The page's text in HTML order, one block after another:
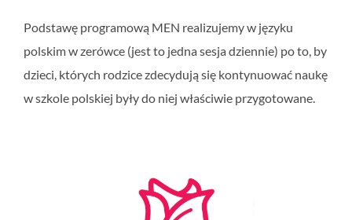
Podstawę programową MEN realizujemy w języku
polskim w zerówce (jest to jedna sesja dziennie) po to, by
dzieci, których rodzice zdecydują się kontynuować naukę
w szkole polskiej były do niej właściwie przygotowane.